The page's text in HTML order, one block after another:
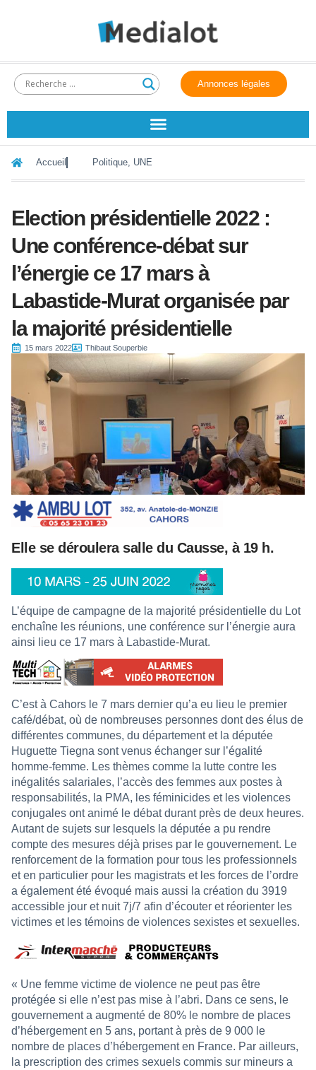
Annonces légales
Accueil Politique, UNE
Election présidentielle 2022 :
Une conférence-débat sur
l’énergie ce 17 mars à
Labastide-Murat organisée par
la majorité présidentielle
15 mars 2022 Thibaut Souperbie
Elle se déroulera salle du Causse, à 19 h.
L’équipe de campagne de la majorité présidentielle du Lot
enchaîne les réunions, une conférence sur l’énergie aura
ainsi lieu ce 17 mars à Labastide-Murat.
C’est à Cahors le 7 mars dernier qu’a eu lieu le premier
café/débat, où de nombreuses personnes dont des élus de
différentes communes, du département et la députée
Huguette Tiegna sont venus échanger sur l’égalité
homme-femme. Les thèmes comme la lutte contre les
inégalités salariales, l’accès des femmes aux postes à
responsabilités, la PMA, les féminicides et les violences
conjugales ont animé le débat durant près de deux heures.
Autant de sujets sur lesquels la députée a pu rendre
compte des mesures déjà prises par le gouvernement. Le
renforcement de la formation pour tous les professionnels
et en particulier pour les magistrats et les forces de l’ordre
a également été évoqué mais aussi la création du 3919
accessible jour et nuit 7j/7 afin d’écouter et réorienter les
victimes et les témoins de violences sexistes et sexuelles.
« Une femme victime de violence ne peut pas être
protégée si elle n’est pas mise à l’abri. Dans ce sens, le
gouvernement a augmenté de 80% le nombre de places
d’hébergement en 5 ans, portant à près de 9 000 le
nombre de places d’hébergement en France. Par ailleurs,
la prescription des crimes sexuels commis sur mineurs a